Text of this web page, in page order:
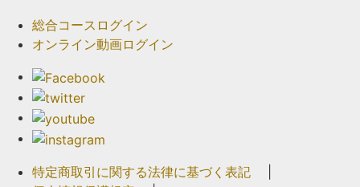
総合コースログイン
オンライン動画ログイン
特定商取引に関する法律に基づく表記